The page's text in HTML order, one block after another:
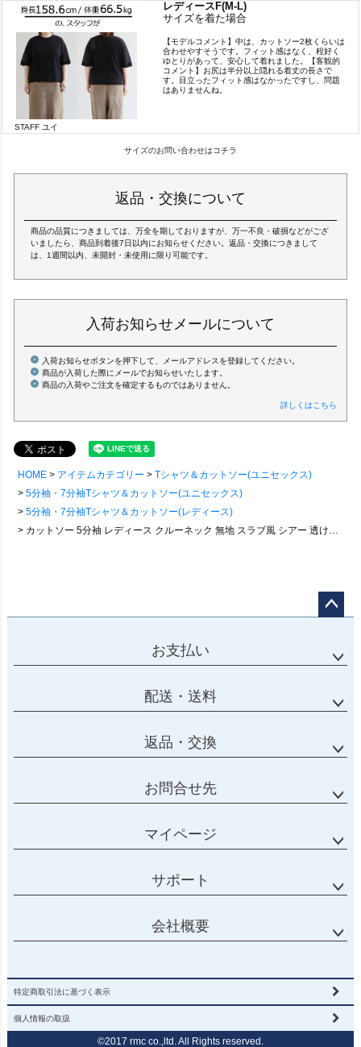
レディースF(M-L)
サイズを着た場合
STAFF ユイ
【モデルコメント】中は、カットソー2枚くらいは
合わせやすそうです。フィット感はなく、程好く
ゆとりがあって、安心して着れました。【客観的
コメント】お尻は半分以上隠れる着丈の長さで
す。目立ったフィット感はなかったですし、問題
はありませんね。
サイズのお問い合わせはコチラ
返品・交換について
商品の品質につきましては、万全を期しておりますが、万一不良・破損などがござ
いましたら、商品到着後7日以内にお知らせください。返品・交換につきまして
は、1週間以内、未開封・未使用に限り可能です。
入荷お知らせメールについて
入荷お知らせボタンを押下して、メールアドレスを登録してください。
商品が入荷した際にメールでお知らせいたします。
商品の入荷やご注文を確定するものではありません。
詳しくはこちら
HOME アイテムカテゴリー
Tシャツ＆カットソー(ユニセックス)
5分袖・7分袖Tシャツ＆カットソー(ユニセックス)
5分袖・7分袖Tシャツ＆カットソー(レディース)
カットソー 5分袖 レディース クルーネック 無地 スラブ風 シアー 透け感 涼しい 紫外線 冷房 日焼け 対策 薄手 重ね着 伸縮性 ストレッチ 動きやすい すっきり 夏 夏服 カジュアル パティ
お支払い
配送・送料
返品・交換
お問合せ先
マイページ
サポート
会社概要
特定商取引法に基づく表示
個人情報の取扱
©2017 rmc co.,ltd. All Rights reserved.